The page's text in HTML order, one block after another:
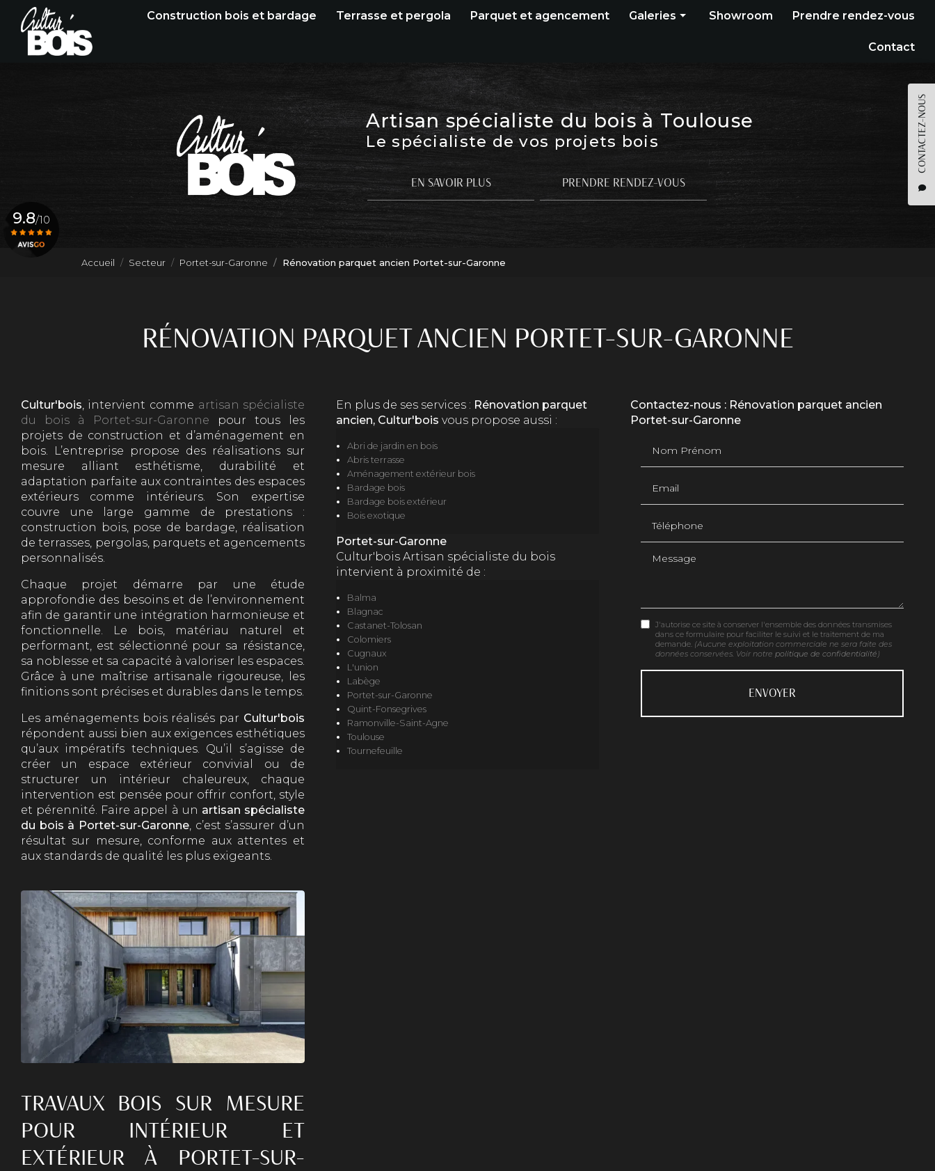
contenu
principal
CONTACTEZ-NOUS
Construction bois et bardage Terrasse et pergola Parquet et agencement Galeries
Pergola
Parquet
Showroom Prendre rendez-vous
Contact
Artisan spécialiste du bois à Toulouse
Le spécialiste de vos projets bois
EN SAVOIR PLUS PRENDRE RENDEZ-VOUS
9.8/10
Accueil Secteur Portet-sur-Garonne Rénovation parquet ancien Portet-sur-Garonne
RÉNOVATION PARQUET ANCIEN PORTET-SUR-GARONNE
Cultur'bois, intervient comme artisan spécialiste
du bois à Portet-sur-Garonne pour tous les
projets de construction et d’aménagement en
bois. L’entreprise propose des réalisations sur
mesure alliant esthétisme, durabilité et
adaptation parfaite aux contraintes des espaces
extérieurs comme intérieurs. Son expertise
couvre une large gamme de prestations :
construction bois, pose de bardage, réalisation
de terrasses, pergolas, parquets et agencements
personnalisés.
Chaque projet démarre par une étude
approfondie des besoins et de l’environnement
afin de garantir une intégration harmonieuse et
fonctionnelle. Le bois, matériau naturel et
performant, est sélectionné pour sa résistance,
sa noblesse et sa capacité à valoriser les espaces.
Grâce à une maîtrise artisanale rigoureuse, les
finitions sont précises et durables dans le temps.
Les aménagements bois réalisés par Cultur'bois
répondent aussi bien aux exigences esthétiques
qu’aux impératifs techniques. Qu’il s’agisse de
créer un espace extérieur convivial ou de
structurer un intérieur chaleureux, chaque
intervention est pensée pour offrir confort, style
et pérennité. Faire appel à un artisan spécialiste
du bois à Portet-sur-Garonne, c’est s’assurer d’un
résultat sur mesure, conforme aux attentes et
aux standards de qualité les plus exigeants.
TRAVAUX BOIS SUR MESURE
POUR INTÉRIEUR ET
EXTÉRIEUR À PORTET-SUR-
En plus de ses services : Rénovation parquet
ancien, Cultur'bois vous propose aussi :
Abri de jardin en bois
Abris terrasse
Aménagement extérieur bois
Bardage bois
Bardage bois extérieur
Bois exotique
Portet-sur-Garonne
Cultur'bois Artisan spécialiste du bois
intervient à proximité de :
Balma
Blagnac
Castanet-Tolosan
Colomiers
Cugnaux
L'union
Labège
Portet-sur-Garonne
Quint-Fonsegrives
Ramonville-Saint-Agne
Toulouse
Tournefeuille
Contactez-nous : Rénovation parquet ancien
Portet-sur-Garonne
Message
J'autorise ce site à conserver l'ensemble des données transmises
dans ce formulaire pour faciliter le suivi et le traitement de ma
demande. (Aucune exploitation commerciale ne sera faite des
données conservées. Voir notre politique de confidentialité )